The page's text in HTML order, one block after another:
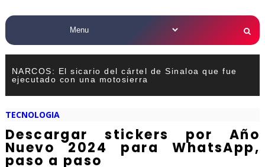
NARCOS: El sicario del cártel de Sinaloa que fue
ejecutado con una motosierra
TECNOLOGIA
Descargar stickers por Año
Nuevo 2024 para WhatsApp,
paso a paso